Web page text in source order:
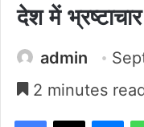
देश में
admin
2 minutes
Facebook
X